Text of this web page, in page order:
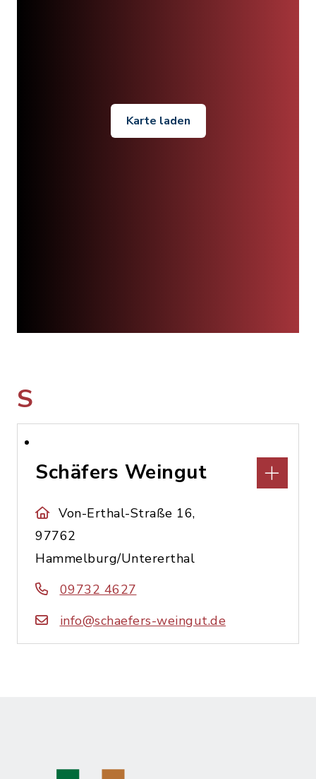
Karte laden
S
Schäfers Weingut
Von-Erthal-Straße 16,
97762
Hammelburg/Untererthal
09732 4627
info@schaefers-weingut.de